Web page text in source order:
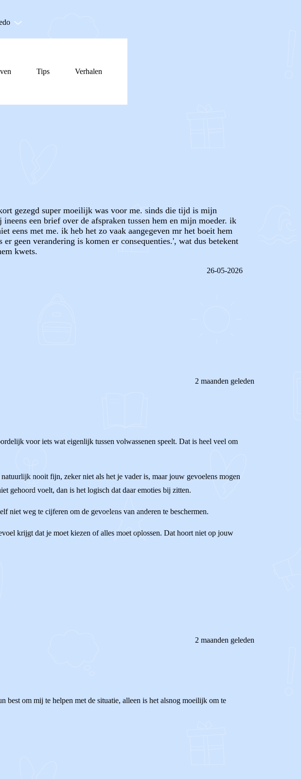
Tips Verhalen
gezegd super moeilijk was voor me. sinds die tijd is mijn
een brief over de afspraken tussen hem en mijn moeder. ik
eens met me. ik heb het zo vaak aangegeven mr het boeit hem
geen verandering is komen er consequenties.', wat dus betekent
kwets.
26-05-2026
2 maanden geleden
voor iets wat eigenlijk tussen volwassenen speelt. Dat is heel veel om
nooit fijn, zeker niet als het je vader is, maar jouw gevoelens mogen
gehoord voelt, dan is het logisch dat daar emoties bij zitten.
niet weg te cijferen om de gevoelens van anderen te beschermen.
krijgt dat je moet kiezen of alles moet oplossen. Dat hoort niet op jouw
2 maanden geleden
om mij te helpen met de situatie, alleen is het alsnog moeilijk om te